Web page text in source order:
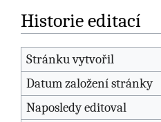
Historie editací
Stránku vytvořil
Datum založení stránky
Naposledy editoval